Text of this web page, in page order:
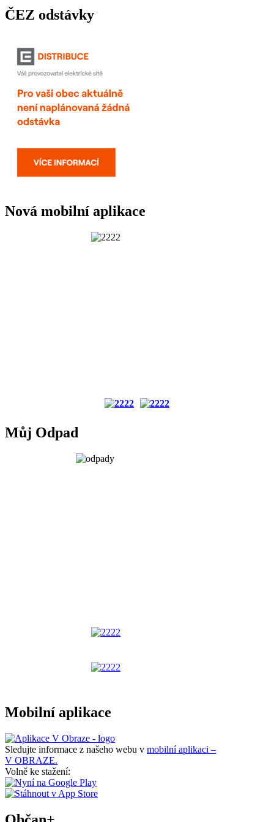
ČEZ odstávky
Nová mobilní aplikace
Můj Odpad
Mobilní aplikace
Sledujte informace z našeho webu v mobilní aplikaci –
V OBRAZE.
Volně ke stažení: